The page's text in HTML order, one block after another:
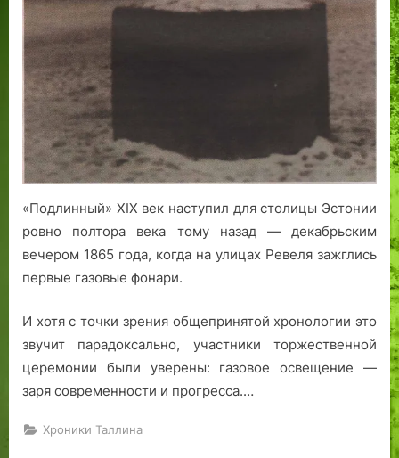
«Подлинный» XIX век наступил для столицы Эстонии
ровно полтора века тому назад — декабрьским
вечером 1865 года, когда на улицах Ревеля зажглись
первые газовые фонари.
И хотя с точки зрения общепринятой хронологии это
звучит парадоксально, участники торжественной
церемонии были уверены: газовое освещение —
заря современности и прогресса.…
Хроники Таллина